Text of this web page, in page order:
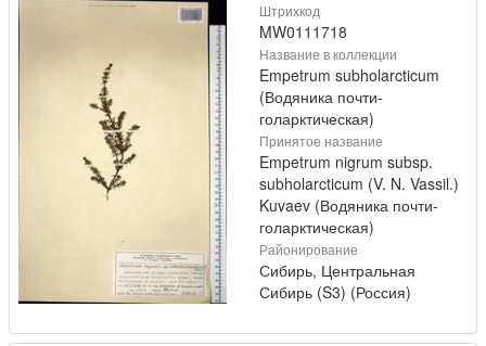
Штрихкод
MW0111718
Название в коллекции
Empetrum subholarcticum
(Водяника почти-
голарктическая)
Принятое название
Empetrum nigrum subsp.
subholarcticum (V. N. Vassil.)
Kuvaev (Водяника почти-
голарктическая)
Районирование
Сибирь, Центральная
Сибирь (S3) (Россия)